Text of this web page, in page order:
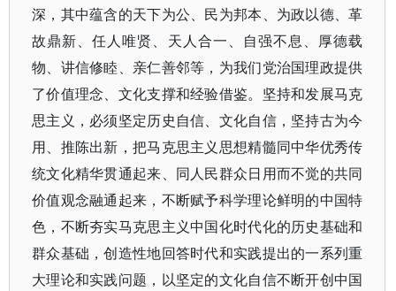
深，其中蕴含的天下为公、民为邦本、为政以德、革
故鼎新、任人唯贤、天人合一、自强不息、厚德载
物、讲信修睦、亲仁善邻等，为我们党治国理政提供
了价值理念、文化支撑和经验借鉴。坚持和发展马克
思主义，必须坚定历史自信、文化自信，坚持古为今
用、推陈出新，把马克思主义思想精髓同中华优秀传
统文化精华贯通起来、同人民群众日用而不觉的共同
价值观念融通起来，不断赋予科学理论鲜明的中国特
色，不断夯实马克思主义中国化时代化的历史基础和
群众基础，创造性地回答时代和实践提出的一系列重
大理论和实践问题，以坚定的文化自信不断开创中国